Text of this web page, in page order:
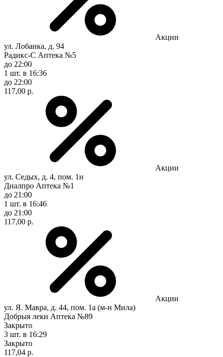
Акции
ул. Лобанка, д. 94
Радикс-С Аптека №5
до 22:00
1 шт. в 16:36
до 22:00
117,00 р.
Акции
ул. Седых, д. 4, пом. 1н
Диалпро Аптека №1
до 21:00
1 шт. в 16:46
до 21:00
117,00 р.
Акции
ул. Я. Мавра, д. 44, пом. 1а (м-н Мила)
Добрыя леки Аптека №89
Закрыто
3 шт. в 16:29
Закрыто
117,04 р.